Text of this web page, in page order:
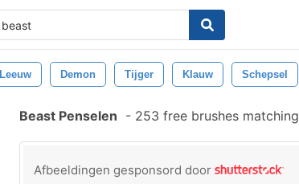
Leeuw Demon Tijger Klauw Schepsel
Beast Penselen - 253 free brushes matching
Afbeeldingen gesponsord door